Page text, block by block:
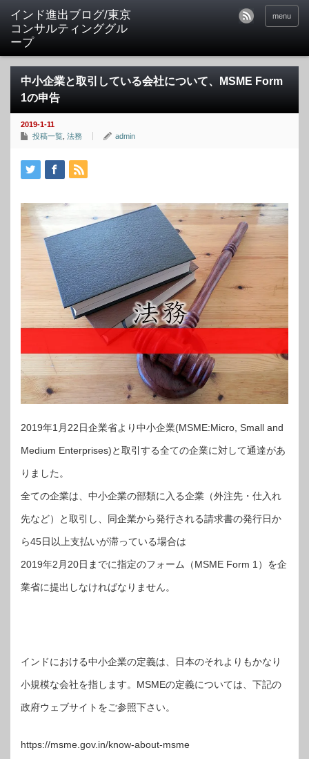
インド進出ブログ/東京
コンサルティンググル
ープ
menu
中小企業と取引している会社について、MSME Form
1の申告
2019-1-11
投稿一覧 法務 admin
2019年1月22日企業省より中小企業(MSME:Micro, Small and
Medium Enterprises)と取引する全ての企業に対して通達があ
りました。
全ての企業は、中小企業の部類に入る企業（外注先・仕入れ
先など）と取引し、同企業から発行される請求書の発行日か
ら45日以上支払いが滞っている場合は
2019年2月20日までに指定のフォーム（MSME Form 1）を企
業省に提出しなければなりません。
インドにおける中小企業の定義は、日本のそれよりもかなり
小規模な会社を指します。MSMEの定義については、下記の
政府ウェブサイトをご参照下さい。
https://msme.gov.in/know-about-msme